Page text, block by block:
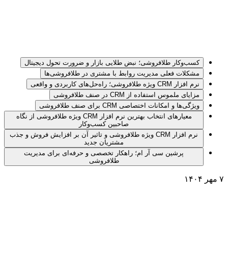
کسب‌وکار طلافروشی؛ نبض طلایی بازار و ضرورت تحول دیجیتال
مشکلات فعلی مدیریت روابط با مشتری در طلافروشی‌ها
نرم افزار CRM ویژه طلافروشی؛ راه‌حل‌های کاربردی و واقعی
مزایای ملموس استفاده از CRM در صنف طلافروشی
ویژگی‌ها و امکانات اختصاصی CRM برای صنف طلافروشی
معیارهای انتخاب بهترین نرم افزار CRM ویژه طلافروشی از نگاه
صاحبین کسب‌وکار
نرم افزار CRM ویژه طلافروشی و تاثیر آن بر افزایش فروش و جذب
مشتریان جدید
پرشین سی آر ام؛ راهکار تخصصی و حرفه‌ای برای مدیریت
طلافروشی
۷ مهر ۱۴۰۴